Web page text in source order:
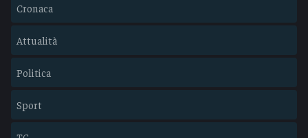
Cronaca
Attualità
Politica
Sport